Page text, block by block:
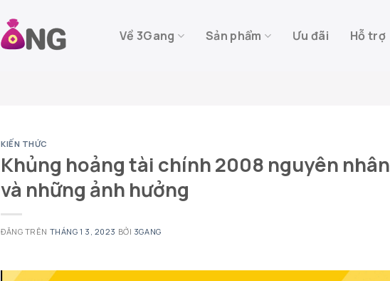
Về 3Gang Sản phẩm Ưu đãi Hỗ trợ
KIẾN THỨC
Khủng hoảng tài chính 2008 nguyên nhân
và những ảnh hưởng
ĐĂNG TRÊN THÁNG 1 3, 2023 BỞI 3GANG